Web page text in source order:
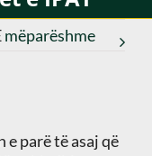
mëparëshme
parë të asaj që